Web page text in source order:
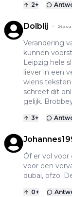
2+
Dolblij 24
Verandering
kunnen
Leipzig hele
liever in een
wiens
schreef dit
gelijk.
3+
Óf er vol
voor een
dubai, ofzo.
0+